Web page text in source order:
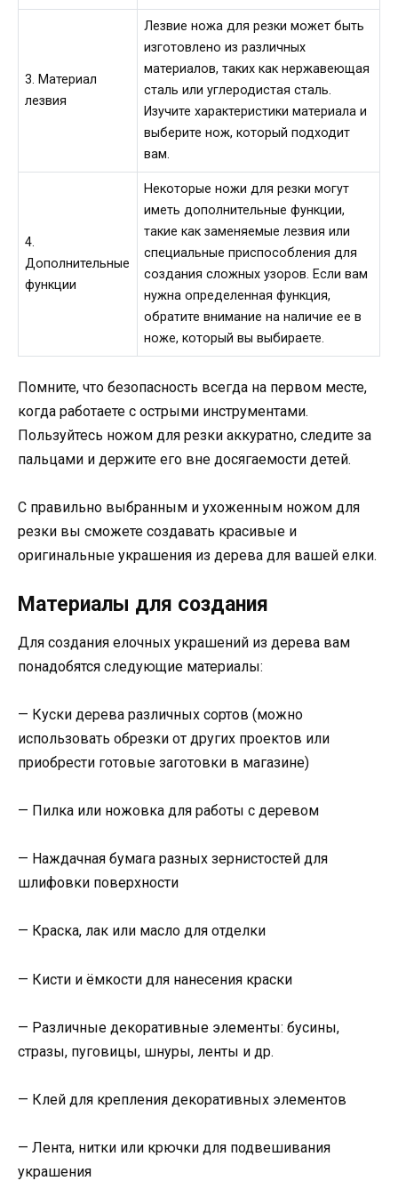
3. Материал
лезвия
Лезвие ножа для резки может быть
изготовлено из различных
материалов, таких как нержавеющая
сталь или углеродистая сталь.
Изучите характеристики материала и
выберите нож, который подходит
вам.
4.
Дополнительные
функции
Некоторые ножи для резки могут
иметь дополнительные функции,
такие как заменяемые лезвия или
специальные приспособления для
создания сложных узоров. Если вам
нужна определенная функция,
обратите внимание на наличие ее в
ноже, который вы выбираете.
Помните, что безопасность всегда на первом месте,
когда работаете с острыми инструментами.
Пользуйтесь ножом для резки аккуратно, следите за
пальцами и держите его вне досягаемости детей.
С правильно выбранным и ухоженным ножом для
резки вы сможете создавать красивые и
оригинальные украшения из дерева для вашей елки.
Материалы для создания
Для создания елочных украшений из дерева вам
понадобятся следующие материалы:
— Куски дерева различных сортов (можно
использовать обрезки от других проектов или
приобрести готовые заготовки в магазине)
— Пилка или ножовка для работы с деревом
— Наждачная бумага разных зернистостей для
шлифовки поверхности
— Краска, лак или масло для отделки
— Кисти и ёмкости для нанесения краски
— Различные декоративные элементы: бусины,
стразы, пуговицы, шнуры, ленты и др.
— Клей для крепления декоративных элементов
— Лента, нитки или крючки для подвешивания
украшения